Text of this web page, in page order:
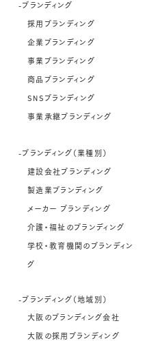
-ブランディング
採用ブランディング
企業ブランディング
事業ブランディング
商品ブランディング
SNSブランディング
事業承継ブランディング
-ブランディング（業種別）
建設会社ブランディング
製造業ブランディング
メーカー ブランディング
介護・福祉のブランディング
学校・教育機関のブランディン
グ
-ブランディング（地域別）
大阪のブランディング会社
大阪の採用ブランディング